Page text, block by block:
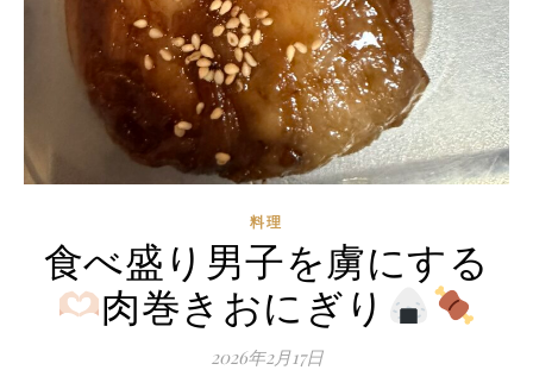
料理
食べ盛り男子を虜にする
肉巻きおにぎり
2026年2月17日